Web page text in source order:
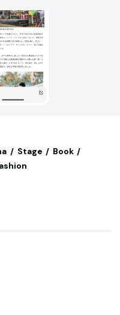
Stage
Book